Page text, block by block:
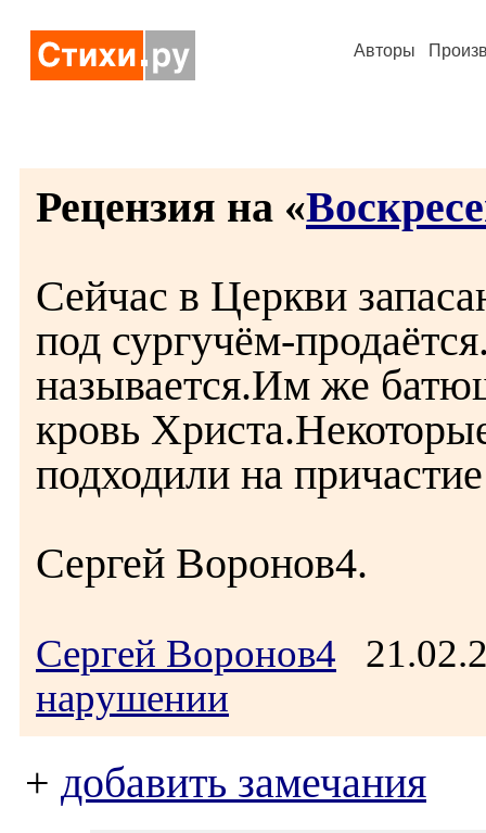
Авторы
Рецензия на «
Сейчас в Церкви
под сургучём-
называется.Им же
кровь
подходили на
Сергей Воронов4.
Сергей Воронов4
нарушении
+ добавить замечания